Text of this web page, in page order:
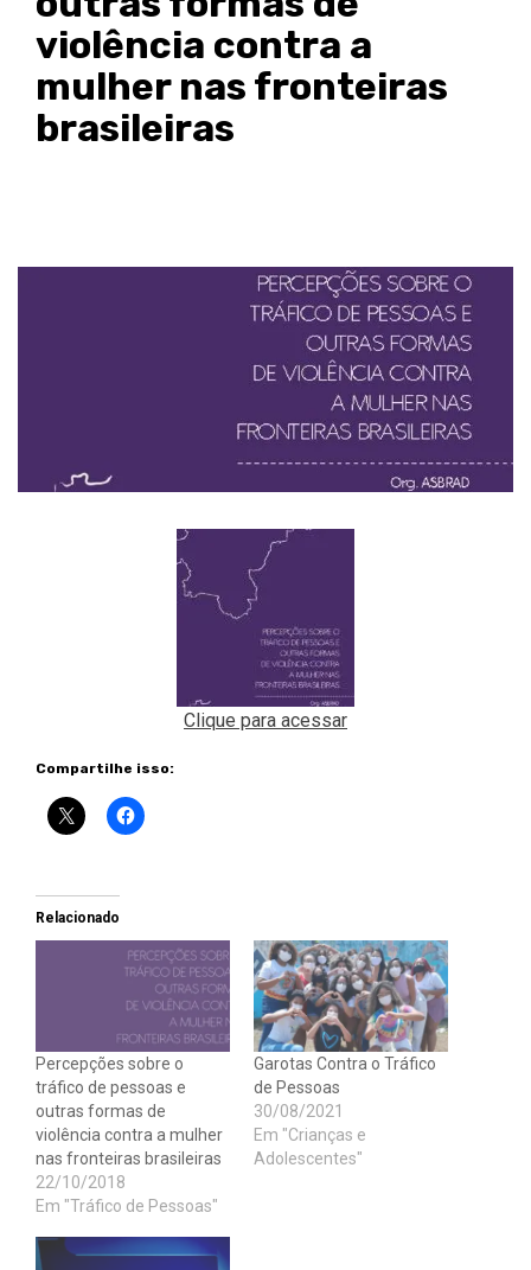
violência contra a
mulher nas fronteiras
brasileiras
Clique para acessar
Compartilhe isso:
Relacionado
Percepções sobre o
tráfico de pessoas e
outras formas de
violência contra a mulher
nas fronteiras brasileiras
22/10/2018
Em "Tráfico de Pessoas"
Garotas Contra o Tráfico
de Pessoas
30/08/2021
Em "Crianças e
Adolescentes"